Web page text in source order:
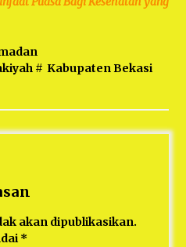
# Kabupaten Bekasi
akan dipublikasikan.
*